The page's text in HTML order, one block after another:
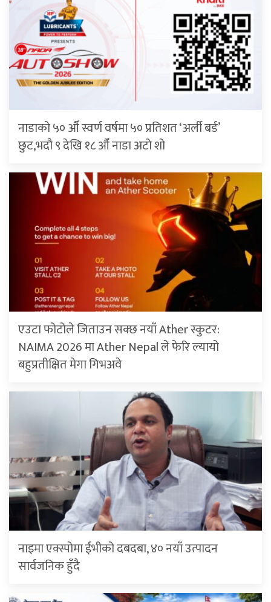
नाडाको ५० औँ स्वर्ण वर्षमा ५० प्रतिशत ‘अर्ली बर्ड’
छुट,भदौ ९ देखि १८ औँ नाडा अटो शो
एउटा फोटोले जिताउन सक्छ नयाँ Ather स्कुटर:
NAIMA 2026 मा Ather Nepal ले फेरि ल्यायो
बहुप्रतीक्षित मेगा गिभअवे
नाइमा एक्स्पोमा ईभीको दबदबा, ४० नयाँ उत्पादन
सार्वजनिक हुँदै